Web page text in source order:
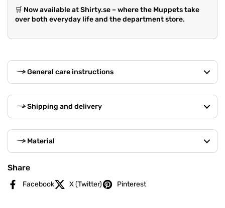
🛒 Now available at Shirty.se – where the Muppets take
over both everyday life and the department store.
General care instructions
Shipping and delivery
Material
Share
Facebook X (Twitter) Pinterest